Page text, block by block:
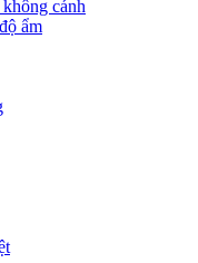
cánh
ẩm